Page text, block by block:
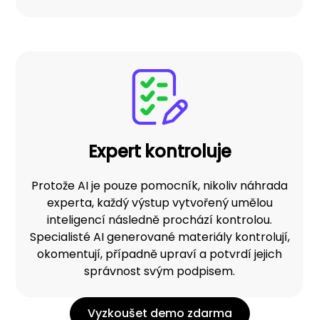
Expert kontroluje
Protože AI je pouze pomocník, nikoliv náhrada
experta, každý výstup vytvořený umělou
inteligencí následně prochází kontrolou.
Specialisté AI generované materiály kontrolují,
okomentují, případně upraví a potvrdí jejich
správnost svým podpisem.
Vyzkoušet demo zdarma